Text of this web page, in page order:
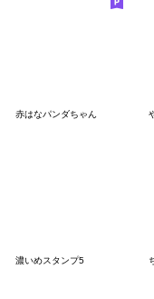
赤はなパンダちゃん
濃いめスタンプ5